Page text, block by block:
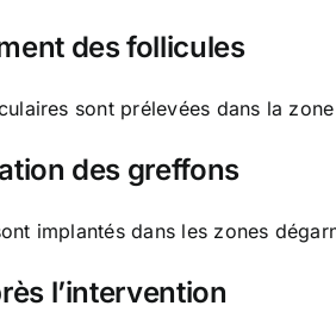
des follicules
sont prélevées dans la
des greffons
implantés dans les zones
l’intervention